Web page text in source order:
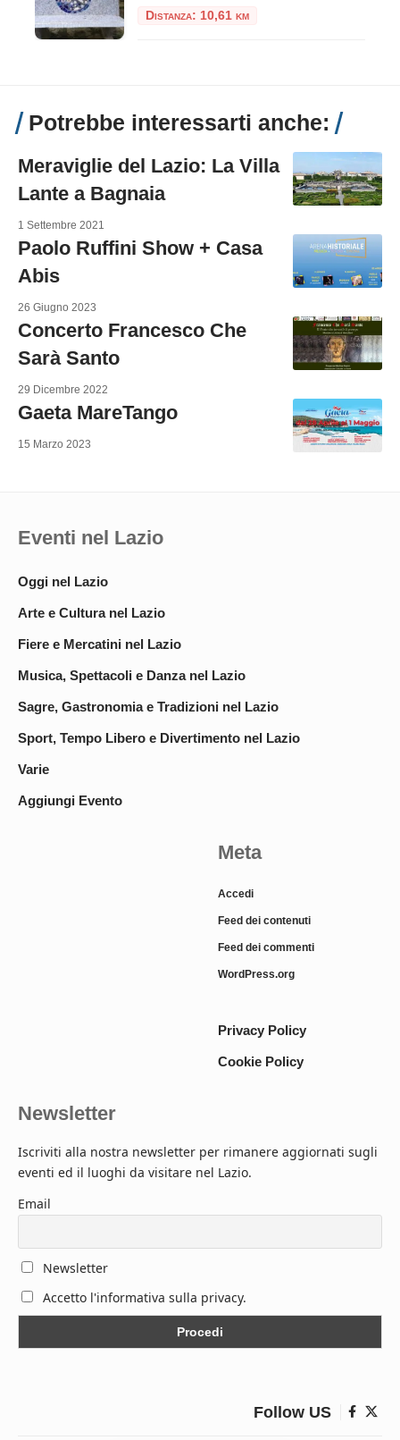
Distanza: 10,61 km
Potrebbe interessarti anche:
Meraviglie del Lazio: La Villa
Lante a Bagnaia
1 Settembre 2021
Paolo Ruffini Show + Casa
Abis
26 Giugno 2023
Concerto Francesco Che
Sarà Santo
29 Dicembre 2022
Gaeta MareTango
15 Marzo 2023
Eventi nel Lazio
Oggi nel Lazio
Arte e Cultura nel Lazio
Fiere e Mercatini nel Lazio
Musica, Spettacoli e Danza nel Lazio
Sagre, Gastronomia e Tradizioni nel Lazio
Sport, Tempo Libero e Divertimento nel Lazio
Varie
Aggiungi Evento
Meta
Accedi
Feed dei contenuti
Feed dei commenti
WordPress.org
Privacy Policy
Cookie Policy
Newsletter
Iscriviti alla nostra newsletter per rimanere aggiornati sugli
eventi ed il luoghi da visitare nel Lazio.
Email
Newsletter
Accetto l'informativa sulla privacy.
Follow US